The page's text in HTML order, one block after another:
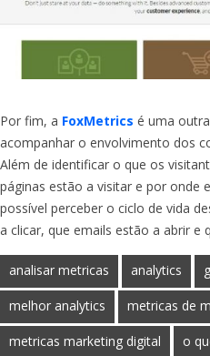
Por fim, a FoxMetrics é uma
acompanhar o envolvimento dos
Além de identificar o que os
páginas estão a visitar e por onde
possível perceber o ciclo de vida
a clicar, que emails estão a abrir e
analisar metricas analytics
melhor analytics metricas de
metricas marketing digital o